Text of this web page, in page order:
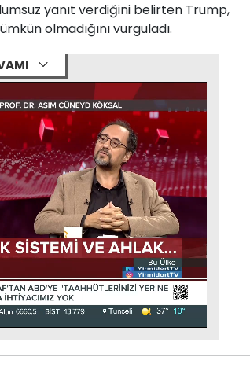
yanıt verdiğini belirten Trump,
olmadığını vurguladı.